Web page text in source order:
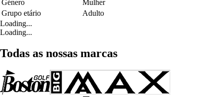
Género
Mulher
Grupo etário
Adulto
Loading...
Loading...
Todas as nossas marcas